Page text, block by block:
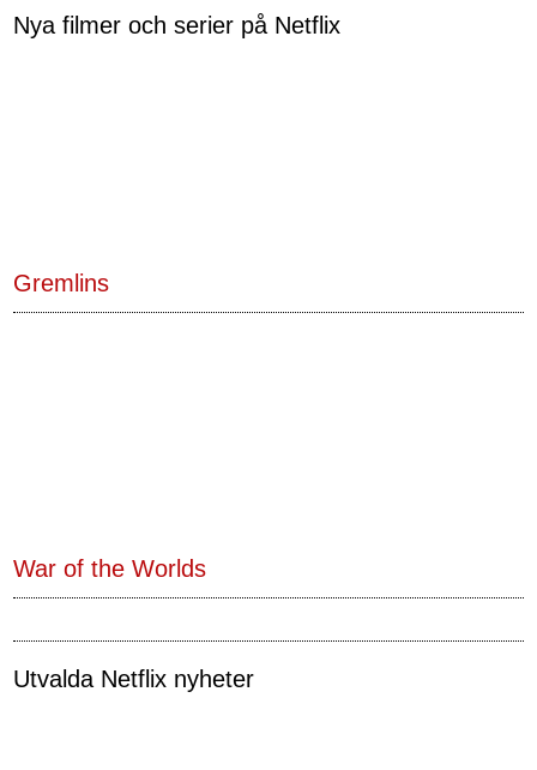
Nya filmer och serier på Netflix
Gremlins
War of the Worlds
Utvalda Netflix nyheter